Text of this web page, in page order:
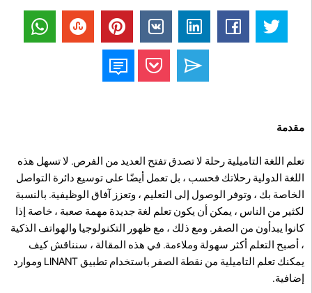
مقدمة
تعلم اللغة التاميلية رحلة لا تصدق تفتح العديد من الفرص. لا تسهل هذه
اللغة الدولية رحلاتك فحسب ، بل تعمل أيضًا على توسيع دائرة التواصل
الخاصة بك ، وتوفر الوصول إلى التعليم ، وتعزز آفاق الوظيفية. بالنسبة
لكثير من الناس ، يمكن أن يكون تعلم لغة جديدة مهمة صعبة ، خاصة إذا
كانوا يبدأون من الصفر. ومع ذلك ، مع ظهور التكنولوجيا والهواتف الذكية
، أصبح التعلم أكثر سهولة وملاءمة. في هذه المقالة ، سنناقش كيف
يمكنك تعلم التاميلية من نقطة الصفر باستخدام تطبيق LINANT وموارد
إضافية.